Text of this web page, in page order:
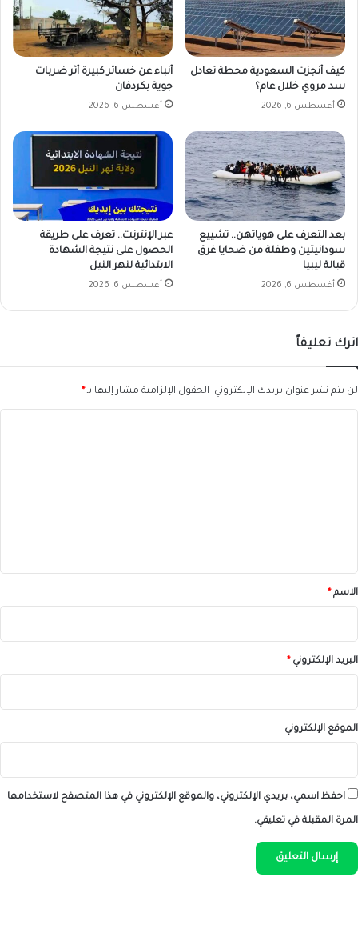
كيف أنجزت السعودية محطة تعادل
سد مروي خلال عام؟
أغسطس 6, 2026
أنباء عن خسائر كبيرة أثر ضربات
جوية بكردفان
أغسطس 6, 2026
بعد التعرف على هوياتهن.. تشييع
سودانيتين وطفلة من ضحايا غرق
قبالة ليبيا
أغسطس 6, 2026
عبر الإنترنت.. تعرف على طريقة
الحصول على نتيجة الشهادة
الابتدائية لنهر النيل
أغسطس 6, 2026
اترك تعليقاً
لن يتم نشر عنوان بريدك الإلكتروني. الحقول الإلزامية مشار إليها بـ *
*الاسم *
البريد الإلكتروني *
الموقع الإلكتروني
احفظ اسمي، بريدي الإلكتروني، والموقع الإلكتروني في هذا المتصفح لاستخدامها
المرة المقبلة في تعليقي.